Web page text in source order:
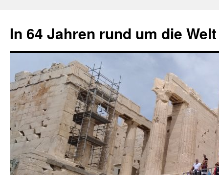
springen
In 64 Jahren rund um die Welt